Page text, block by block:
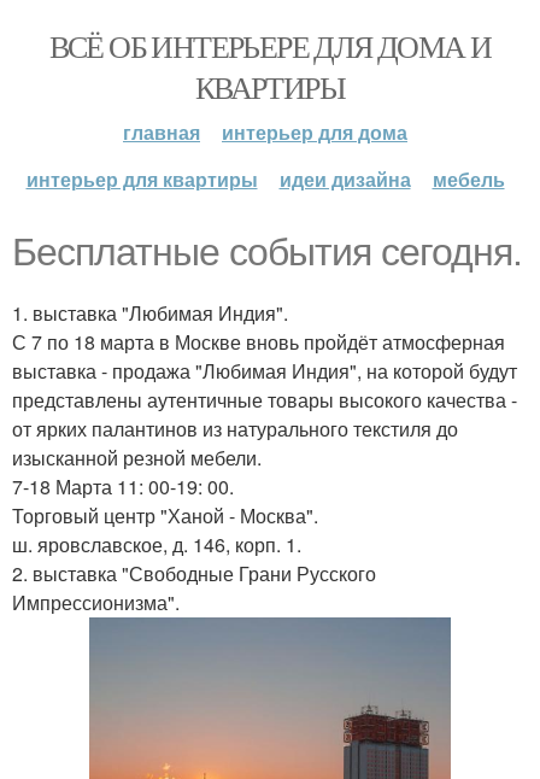
ВСЁ ОБ ИНТЕРЬЕРЕ ДЛЯ ДОМА И
КВАРТИРЫ
главная
интерьер для дома
интерьер для квартиры
идеи дизайна мебель
Бесплатные события сегодня.
1. выставка "Любимая Индия".
С 7 по 18 марта в Москве вновь пройдёт атмосферная
выставка - продажа "Любимая Индия", на которой будут
представлены аутентичные товары высокого качества -
от ярких палантинов из натурального текстиля до
изысканной резной мебели.
7-18 Марта 11: 00-19: 00.
Торговый центр "Ханой - Москва".
ш. яровславское, д. 146, корп. 1.
2. выставка "Свободные Грани Русского
Импрессионизма".